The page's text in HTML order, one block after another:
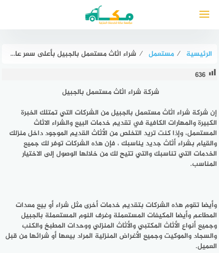
الرئيسية ⁄ مستعمل ⁄ شراء اثاث مستعمل بالجبيل بأعلى سعر عام ٢٠٢٦ خصم 47% مكة للمستعمل
636
شركة شراء اثاث مستعمل بالجبيل
إن شركة شراء اثاث مستعمل بالجبيلمن الشركات التي تمتلك الخبرة
الكبيرة والمهارات الكافية في تقديم خدمات البيع والشراء الاثاث
المستعمل، وإذا كنت تريد التخلص من الأثاث القديم الموجود داخل منزلك
والقيام بشراء أثاث جديد يناسبك ، فإن هذه الشركات توفر لك جميع
الخدمات التي تناسبك والتي تتيح لك من خلالها الوصول إلى الاختيار
المناسب.
وأيضا تقوم هذه الشركات بتقديم خدمات أخرى مثل شراء أو بيع معدات
المطاعم وأيضا المكيفات المستعملة وغرف النوم المستعملة بالجبيل
وجميع أنواع الأثاث المكتبي والأثاث المنزلي ووحدات المطبخ والكنب
والسجاد والموكيت وجميع الأغراض المنزلية المراد بيعها أو شرائها من قبل
العميل.